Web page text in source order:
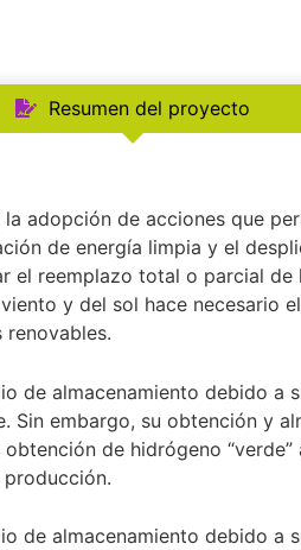
Resumen del proyecto
adopción de acciones que
de energía limpia y el
el reemplazo total o parcial de
y del sol hace necesario el
renovables.
de almacenamiento debido a
Sin embargo, su obtención y
de hidrógeno “verde”
de almacenamiento debido a